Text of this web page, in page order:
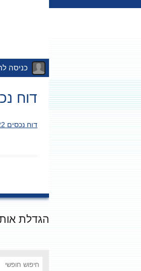
כניסה
דוח
דוח נכסים 522
הגדלת